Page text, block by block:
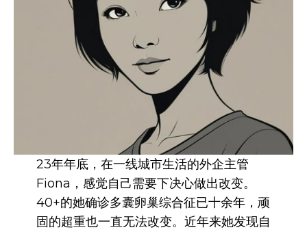
23年年底，在一线城市生活的外企主管
Fiona，感觉自己需要下决心做出改变。
40+的她确诊多囊卵巢综合征已十余年，顽
固的超重也一直无法改变。近年来她发现自